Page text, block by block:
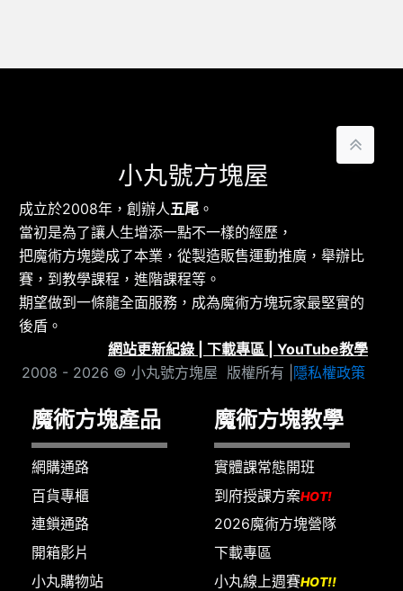
小丸號方塊屋
成立於2008年，創辦人 五尾 。
當初是為了讓人生增添一點不一樣的經歷，
把魔術方塊變成了本業，從製造販售運動推廣，舉辦比
賽，到教學課程，進階課程等。
期望做到一條龍全面服務，成為魔術方塊玩家最堅實的
後盾。
網站更新紀錄
下載專區
YouTube教學
2008 - 2026 © 小丸號方塊屋 版權所有 | 隱私權政策
魔術方塊產品
網購通路
百貨專櫃
連鎖通路
開箱影片
小丸購物站
魔術方塊教學
實體課常態開班
到府授課方案HOT!
2026魔術方塊營隊
下載專區
小丸線上週賽HOT!!